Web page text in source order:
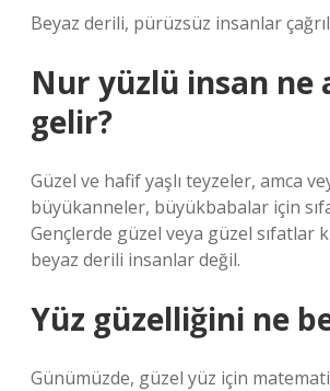
Beyaz derili, pürüzsüz insanlar
Nur yüzlü insan ne
gelir?
Güzel ve hafif yaşlı teyzeler, amca
büyükanneler, büyükbabalar için
Gençlerde güzel veya güzel sıfatlar
beyaz derili insanlar değil.
Yüz güzelliğini ne
Günümüzde, güzel yüz için